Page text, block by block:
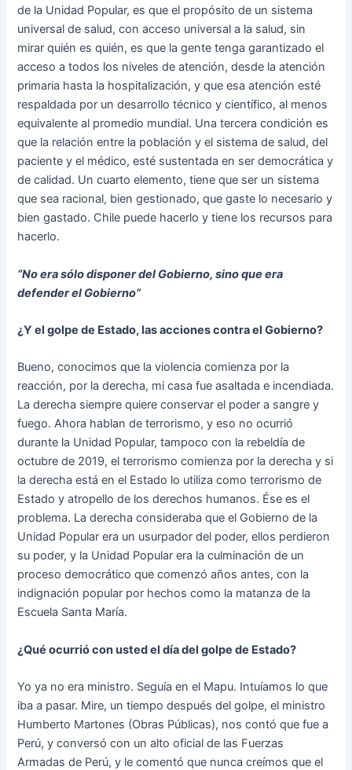
de la Unidad Popular, es que el propósito de un sistema
universal de salud, con acceso universal a la salud, sin
mirar quién es quién, es que la gente tenga garantizado el
acceso a todos los niveles de atención, desde la atención
primaria hasta la hospitalización, y que esa atención esté
respaldada por un desarrollo técnico y científico, al menos
equivalente al promedio mundial. Una tercera condición es
que la relación entre la población y el sistema de salud, del
paciente y el médico, esté sustentada en ser democrática y
de calidad. Un cuarto elemento, tiene que ser un sistema
que sea racional, bien gestionado, que gaste lo necesario y
bien gastado. Chile puede hacerlo y tiene los recursos para
hacerlo.
“No era sólo disponer del Gobierno, sino que era
defender el Gobierno”
¿Y el golpe de Estado, las acciones contra el Gobierno?
Bueno, conocimos que la violencia comienza por la
reacción, por la derecha, mi casa fue asaltada e incendiada.
La derecha siempre quiere conservar el poder a sangre y
fuego. Ahora hablan de terrorismo, y eso no ocurrió
durante la Unidad Popular, tampoco con la rebeldía de
octubre de 2019, el terrorismo comienza por la derecha y si
la derecha está en el Estado lo utiliza como terrorismo de
Estado y atropello de los derechos humanos. Ése es el
problema. La derecha consideraba que el Gobierno de la
Unidad Popular era un usurpador del poder, ellos perdieron
su poder, y la Unidad Popular era la culminación de un
proceso democrático que comenzó años antes, con la
indignación popular por hechos como la matanza de la
Escuela Santa María.
¿Qué ocurrió con usted el día del golpe de Estado?
Yo ya no era ministro. Seguía en el Mapu. Intuíamos lo que
iba a pasar. Mire, un tiempo después del golpe, el ministro
Humberto Martones (Obras Públicas), nos contó que fue a
Perú, y conversó con un alto oficial de las Fuerzas
Armadas de Perú, y le comentó que nunca creímos que el